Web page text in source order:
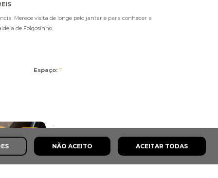
Merece visita de longe pelo jantar e para conhecer a
de Folgosinho.
Espaço: 7
;
NÃO ACEITO ACEITAR TODAS